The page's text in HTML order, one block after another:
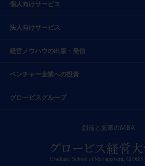
個人向けサービス
法人向けサービス
経営ノウハウの出版・発信
ベンチャー企業への投資
グロービスグループ
創造と変革のMBA